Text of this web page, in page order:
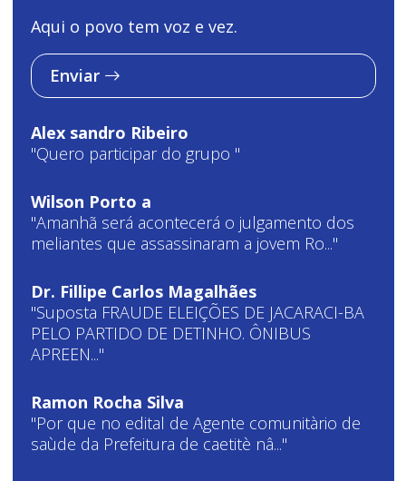
Aqui o povo tem voz e vez.
Enviar
Alex sandro Ribeiro
"Quero participar do grupo "
Wilson Porto a
"Amanhã será acontecerá o julgamento dos
meliantes que assassinaram a jovem Ro..."
Dr. Fillipe Carlos Magalhães
"Suposta FRAUDE ELEIÇÕES DE JACARACI-BA
PELO PARTIDO DE DETINHO. ÔNIBUS
APREEN..."
Ramon Rocha Silva
"Por que no edital de Agente comunitàrio de
saùde da Prefeitura de caetitè nâ..."